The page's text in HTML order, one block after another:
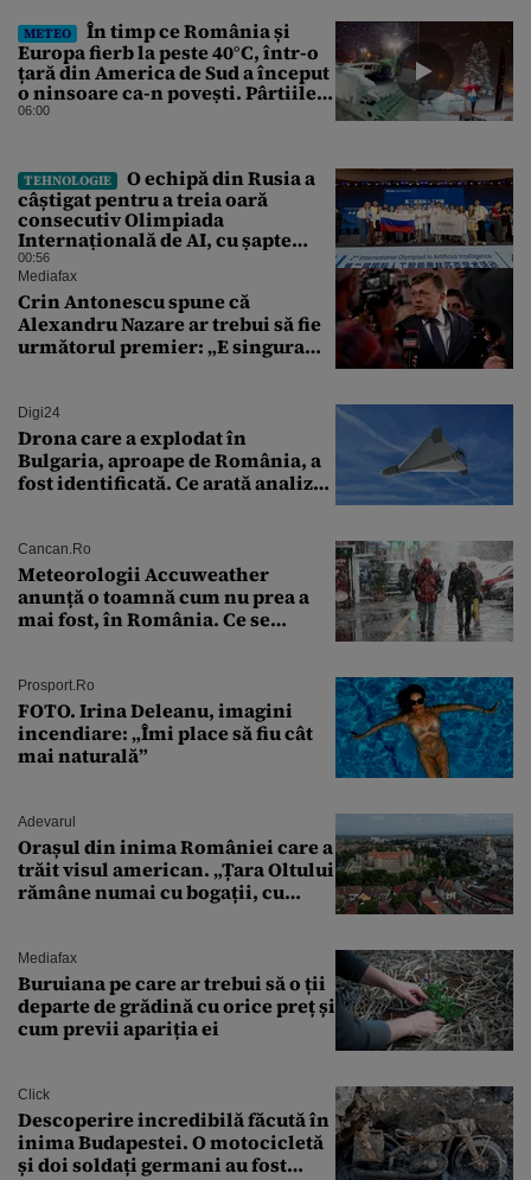
METEO
În timp ce România și
Europa fierb la peste 40°C, într-o
țară din America de Sud a început
o ninsoare ca-n povești. Pârtiile
s-au umplut de schiori
06:00
TEHNOLOGIE
O echipă din Rusia a
câștigat pentru a treia oară
consecutiv Olimpiada
Internațională de AI, cu șapte
medalii din aur și una de bronz
00:56
Mediafax
Crin Antonescu spune că
Alexandru Nazare ar trebui să fie
următorul premier: „E singura
Digi24
Drona care a explodat în
Bulgaria, aproape de România, a
fost identificată. Ce arată analiza
Cancan.ro
Meteorologii Accuweather
anunță o toamnă cum nu prea a
mai fost, în România. Ce se
București. Pe ce dată ninge
Prosport.ro
FOTO. Irina Deleanu, imagini
incendiare: „Îmi place să fiu cât
mai naturală”
Adevarul
Orașul din inima României care a
trăit visul american. „Țara Oltului
rămâne numai cu bogații, cu
Mediafax
Buruiana pe care ar trebui să o ții
departe de grădină cu orice preț și
cum previi apariția ei
Click
Descoperire incredibilă făcută în
inima Budapestei. O motocicletă
și doi soldați germani au fost